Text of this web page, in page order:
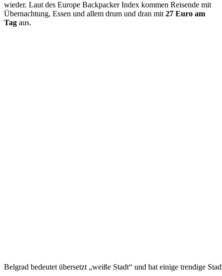
wieder. Laut des Europe Backpacker Index kommen Reisende mit
Übernachtung, Essen und allem drum und dran mit 27 Euro am
Tag aus.
Belgrad bedeutet übersetzt „weiße Stadt“ und hat einige trendige